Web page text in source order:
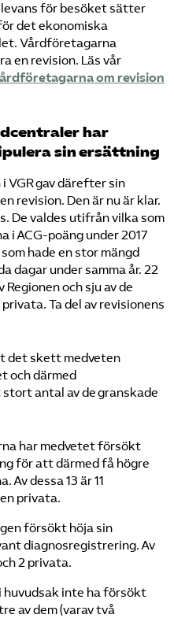
för besöket sätter
det ekonomiska
Vårdföretagarna
en revision. Läs vår
om revision
har
sin ersättning
VGR gav därefter sin
revision. Den är nu är klar.
De valdes utifrån vilka som
i ACG-poäng under 2017
hade en stor mängd
dagar under samma år. 22
och sju av de
Ta del av revisionens
det skett medveten
och därmed
antal av de granskade
har medvetet försökt
för att därmed få högre
Av dessa 13 är 11
privata.
försökt höja sin
diagnosregistrering. Av
2 privata.
huvudsak inte ha försökt
av dem (varav två